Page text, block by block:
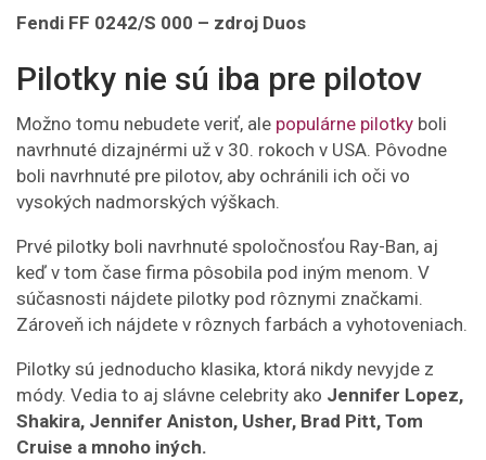
Fendi FF 0242/S 000 – zdroj Duos
Pilotky nie sú iba pre pilotov
Možno tomu nebudete veriť, ale populárne pilotky boli
navrhnuté dizajnérmi už v 30. rokoch v USA. Pôvodne
boli navrhnuté pre pilotov, aby ochránili ich oči vo
vysokých nadmorských výškach.
Prvé pilotky boli navrhnuté spoločnosťou Ray-Ban, aj
keď v tom čase firma pôsobila pod iným menom. V
súčasnosti nájdete pilotky pod rôznymi značkami.
Zároveň ich nájdete v rôznych farbách a vyhotoveniach.
Pilotky sú jednoducho klasika, ktorá nikdy nevyjde z
módy. Vedia to aj slávne celebrity ako Jennifer Lopez,
Shakira, Jennifer Aniston, Usher, Brad Pitt, Tom
Cruise a mnoho iných.